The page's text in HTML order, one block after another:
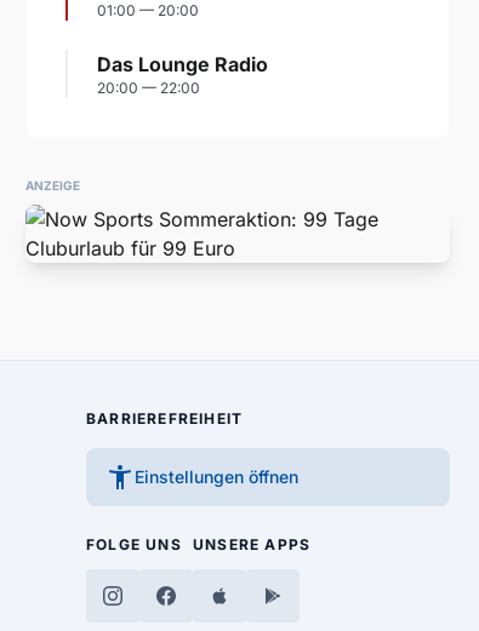
01:00 — 20:00
Das Lounge Radio
20:00 — 22:00
ANZEIGE
BARRIEREFREIHEIT
accessibility_new Einstellungen öffnen
FOLGE UNS UNSERE APPS